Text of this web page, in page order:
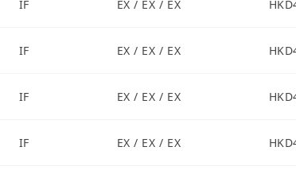
IF EX / EX / EX
IF EX / EX / EX
IF EX / EX / EX
IF EX / EX / EX